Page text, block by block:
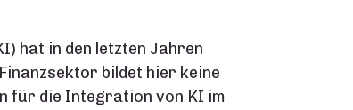
hat in den letzten Jahren
bildet hier keine
für die Integration von KI im